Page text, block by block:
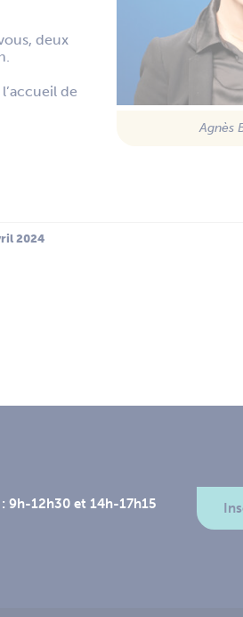
deux
de
Agnès
2024
9h-12h30 et 14h-17h15